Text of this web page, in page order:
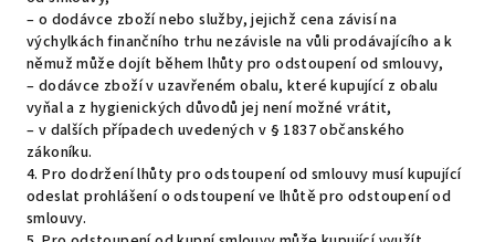
– o dodávce zboží nebo služby, jejichž cena závisí na
výchylkách finančního trhu nezávisle na vůli prodávajícího a k
němuž může dojít během lhůty pro odstoupení od smlouvy,
– dodávce zboží v uzavřeném obalu, které kupující z obalu
vyňal a z hygienických důvodů jej není možné vrátit,
– v dalších případech uvedených v § 1837 občanského
zákoníku.
4. Pro dodržení lhůty pro odstoupení od smlouvy musí kupující
odeslat prohlášení o odstoupení ve lhůtě pro odstoupení od
smlouvy.